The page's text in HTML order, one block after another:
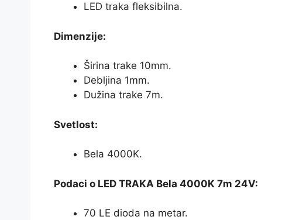
LED traka fleksibilna.
Dimenzije:
Širina trake 10mm.
Debljina 1mm.
Dužina trake 7m.
Svetlost:
Bela 4000K.
Podaci o LED TRAKA Bela 4000K 7m 24V:
70 LE dioda na metar.